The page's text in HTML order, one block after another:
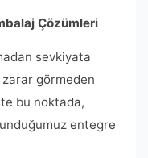
Çözümleri
sevkiyata
görmeden
bu noktada,
entegre